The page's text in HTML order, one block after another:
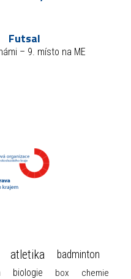
Futsal
– 9. místo na ME
atletika badminton
biologie box chemie